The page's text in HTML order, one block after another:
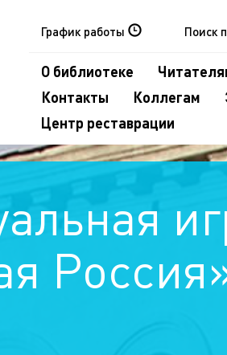
График работы
О библиотеке
Контакты
Коллегам
Центр реставрации